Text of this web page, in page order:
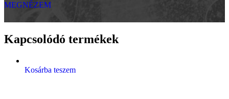
MEGNÉZEM
Kapcsolódó termékek
Kosárba teszem